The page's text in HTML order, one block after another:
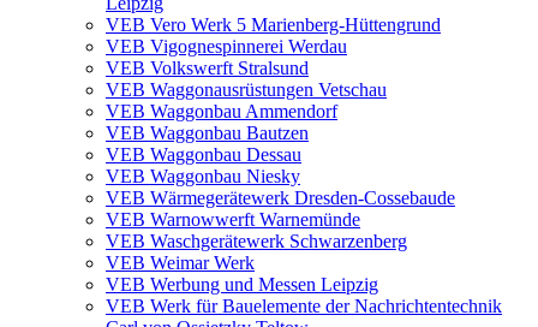
VEB Vero Werk 5 Marienberg-Hüttengrund
VEB Vigognespinnerei Werdau
VEB Volkswerft Stralsund
VEB Waggonausrüstungen Vetschau
VEB Waggonbau Ammendorf
VEB Waggonbau Bautzen
VEB Waggonbau Dessau
VEB Waggonbau Niesky
VEB Wärmegerätewerk Dresden-Cossebaude
VEB Warnowwerft Warnemünde
VEB Waschgerätewerk Schwarzenberg
VEB Weimar Werk
VEB Werbung und Messen Leipzig
VEB Werk für Bauelemente der Nachrichtentechnik